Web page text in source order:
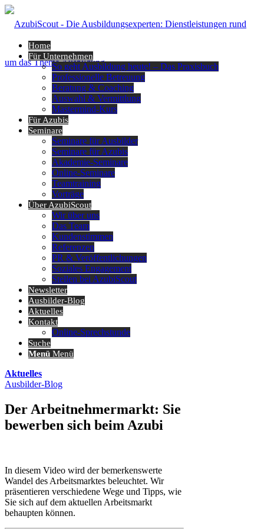
Home
Für Unternehmen
So geht Ausbildung heute! – Das Praxisbuch
Professionelle Betreuung
Beratung & Coaching
Auswahl & Vermittlung
Mastermind-Kurs
Für Azubis
Seminare
Seminare für Ausbilder
Seminare für Azubis
Akademie-Seminare
Online-Seminare
Teamtraining
Vorträge
Über AzubiScout
Wir über uns
Das Team
Kundenstimmen
Referenzen
PR & Veröffentlichungen
Soziales Engagement
Stellen bei AzubiScout
Newsletter
Ausbilder-Blog
Aktuelles
Kontakt
Online-Sprechstunde
Suche
Menü Menü
Aktuelles
Ausbilder-Blog
Der Arbeitnehmermarkt: Sie
bewerben sich beim Azubi
In diesem Video wird der bemerkenswerte
Wandel des Arbeitsmarktes beleuchtet. Wir
präsentieren verschiedene Wege und Tipps, wie
Sie sich auf dem aktuellen Arbeitsmarkt
behaupten können.